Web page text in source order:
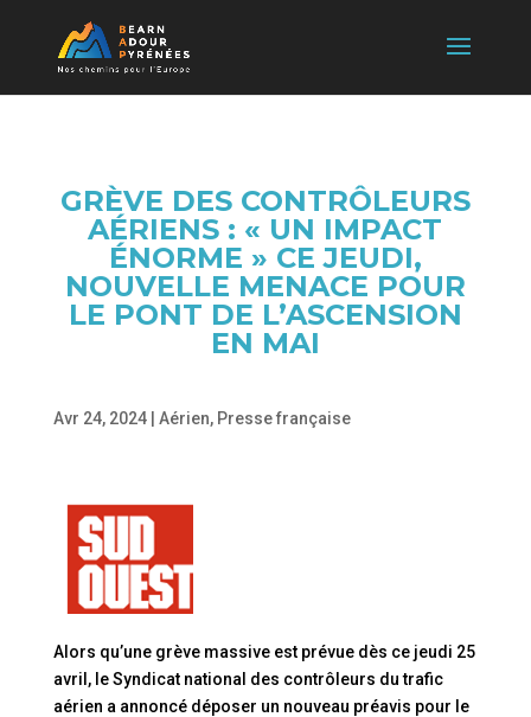
GRÈVE DES CONTRÔLEURS
AÉRIENS : « UN IMPACT
ÉNORME » CE JEUDI,
NOUVELLE MENACE POUR
LE PONT DE L’ASCENSION
EN MAI
Avr 24, 2024| Aérien, Presse française
Alors qu’une grève massive est prévue dès ce jeudi 25
avril, le Syndicat national des contrôleurs du trafic
aérien a annoncé déposer un nouveau préavis pour le